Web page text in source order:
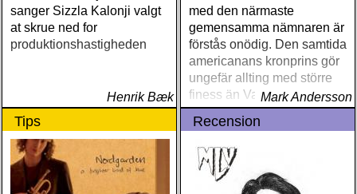
sanger Sizzla Kalonji valgt
at skrue ned for
produktionshastigheden
Henrik Bæk
med den närmaste
gemensamma nämnaren är
förstås onödig. Den samtida
americanans kronprins gör
ungefär allting med större
finess än VadenMark Andersson
Tips Recension